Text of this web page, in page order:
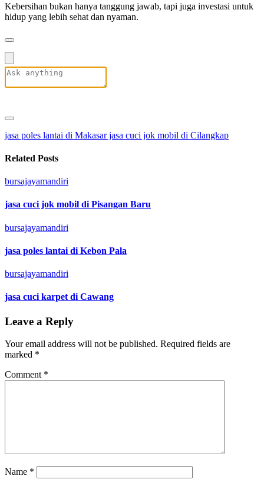
Kebersihan bukan hanya tanggung jawab, tapi juga investasi untuk
hidup yang lebih sehat dan nyaman.
jasa poles lantai di Makasarjasa cuci jok mobil di Cilangkap
Related Posts
bursajayamandiri
jasa cuci jok mobil di Pisangan Baru
bursajayamandiri
jasa poles lantai di Kebon Pala
bursajayamandiri
jasa cuci karpet di Cawang
Leave a Reply
Your email address will not be published. Required fields are
marked *
Comment *
Name *